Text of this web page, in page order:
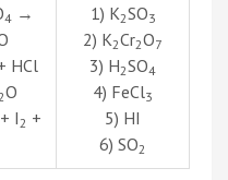
4 →
HCl
2O
+ I 2 +
1) K2SO3
2) K2Cr2O7
3) H2SO4
4) FeCl3
5) HI
6) SO2